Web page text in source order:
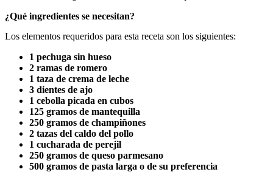
¿Qué ingredientes se necesitan?
Los elementos requeridos para esta receta son los siguientes:
1 pechuga sin hueso
2 ramas de romero
1 taza de crema de leche
3 dientes de ajo
1 cebolla picada en cubos
125 gramos de mantequilla
250 gramos de champiñones
2 tazas del caldo del pollo
1 cucharada de perejil
250 gramos de queso parmesano
500 gramos de pasta larga o de su preferencia